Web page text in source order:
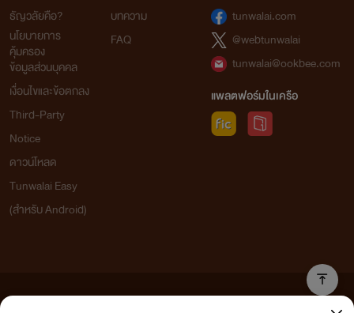
ธัญวลัยคือ?
นโยบายการ
คุ้มครอง
ข้อมูลส่วนบุคคล
เงื่อนไขและข้อตกลง
Third-Party
Notice
ดาวน์โหลด
Tunwalai Easy
(สำหรับ Android)
บทความ
FAQ
tunwalai.com
@webtunwalai
tunwalai@ookbee.com
แพลตฟอร์มในเครือ